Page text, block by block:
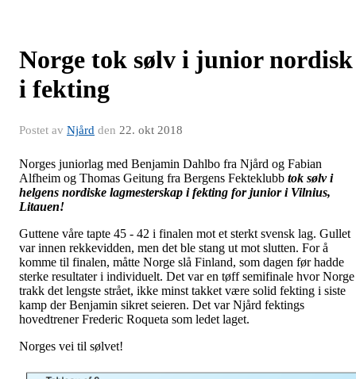
Norge tok sølv i junior nordisk
i fekting
Postet av Njård den 22. okt 2018
Norges juniorlag med Benjamin Dahlbo fra Njård og Fabian
Alfheim og Thomas Geitung fra Bergens Fekteklubb tok sølv i
helgens nordiske lagmesterskap i fekting for junior i Vilnius,
Litauen!
Guttene våre tapte 45 - 42 i finalen mot et sterkt svensk lag. Gullet
var innen rekkevidden, men det ble stang ut mot slutten. For å
komme til finalen, måtte Norge slå Finland, som dagen før hadde
sterke resultater i individuelt. Det var en tøff semifinale hvor Norge
trakk det lengste strået, ikke minst takket være solid fekting i siste
kamp der Benjamin sikret seieren. Det var Njård fektings
hovedtrener Frederic Roqueta som ledet laget.
Norges vei til sølvet!